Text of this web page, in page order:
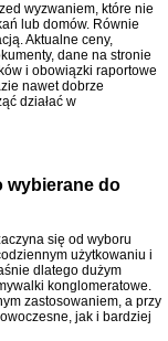
wyzwaniem, które nie
lub domów. Równie
Aktualne ceny,
dane na stronie
i obowiązki raportowe
nawet dobrze
działać w
wybierane do
się od wyboru
użytkowaniu i
dlatego dużym
konglomeratowe.
zastosowaniem, a przy
jak i bardziej